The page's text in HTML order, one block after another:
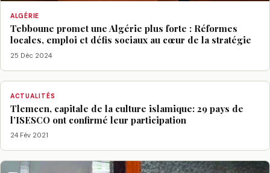
ALGÉRIE
Tebboune promet une Algérie plus forte : Réformes
locales, emploi et défis sociaux au cœur de la stratégie
25 Déc 2024
ACTUALITÉS
Tlemcen, capitale de la culture islamique: 29 pays de
l’ISESCO ont confirmé leur participation
24 Fév 2021